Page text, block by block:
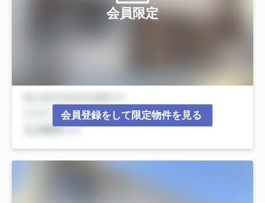
会員限定
会員登録をして限定物件を見る